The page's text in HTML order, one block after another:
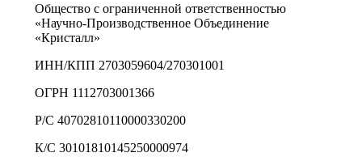
Общество с ограниченной ответственностью
«Научно-Производственное Объединение
«Кристалл»
ИНН/КПП 2703059604/270301001
ОГРН 1112703001366
Р/С 40702810110000330200
К/С 30101810145250000974